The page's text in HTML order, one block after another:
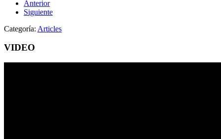
Anterior
Siguiente
Categoría: Articles
VIDEO